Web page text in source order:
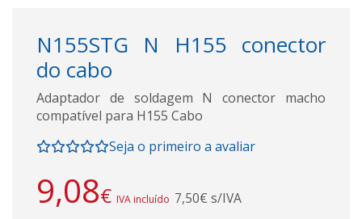
N155STG N H155 conector
do cabo
Adaptador de soldagem N conector macho
compatível para H155 Cabo
Seja o primeiro a avaliar
9,08€ IVA incluído 7,50€ s/IVA